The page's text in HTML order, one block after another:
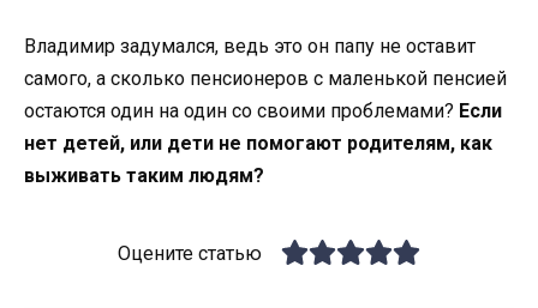
Владимир задумался, ведь это он папу не оставит
самого, а сколько пенсионеров с маленькой пенсией
остаются один на один со своими проблемами? Если
нет детей, или дети не помогают родителям, как
выживать таким людям?
Оцените статью